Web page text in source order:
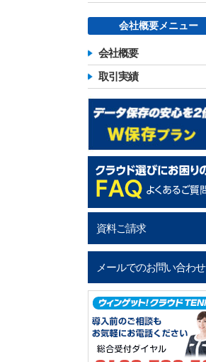
会社概要メニュー
会社概要
取引実績
資料ご請求
メールでのお問い合わせ